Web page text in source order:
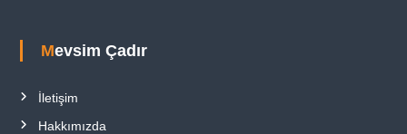
Mevsim Çadır
İletişim
Hakkımızda